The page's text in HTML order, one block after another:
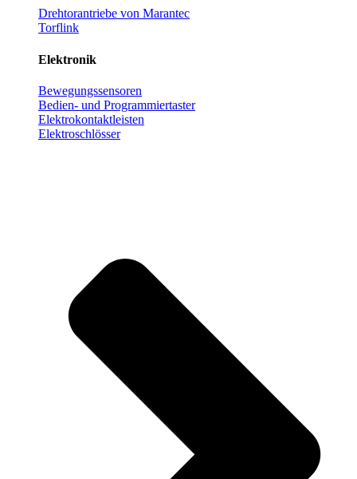
Drehtorantriebe von Marantec
Torflink
Elektronik
Bewegungssensoren
Bedien- und Programmiertaster
Elektrokontaktleisten
Elektroschlösser